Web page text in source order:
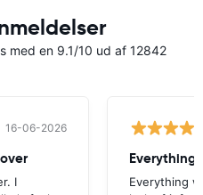
med en 9.1/10 ud af 12842
16-06-2026
I
Everything
Everything